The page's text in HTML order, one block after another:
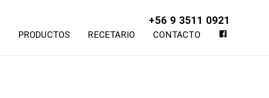
+56 9 3511 0921
PRODUCTOS RECETARIO CONTACTO
E